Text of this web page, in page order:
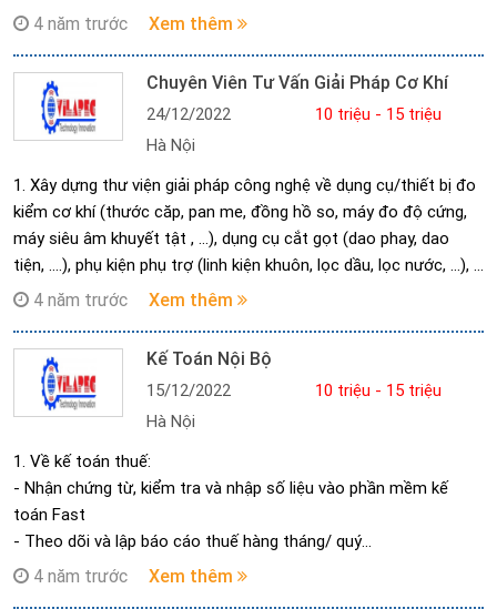
của khách hàng.
dụng cụ/thiết bị phù hợp, cách sử dụng hiệu quả.
3. Đã làm việc với các loại dụng cụ/thiết bị đo kiểm điện - điện
4. Triển khai lắp đặt, đào tạo và chuyển giao công nghệ, bảo
hành, sửa chữa các dụng cụ/thiết bị đo mà công ty cung cấp
cho khách hàng.
4 năm trước Xem thêm
Chuyên Viên Tư Vấn Giải Pháp Cơ Khí
24/12/2022
10 triệu - 15 triệu
Hà Nội
1. Xây dựng thư viện giải pháp công nghệ về dụng cụ/thiết bị đo
kiểm cơ khí (thước căp, pan me, đồng hồ so, máy đo độ cứng,
máy siêu âm khuyết tật , …), dụng cụ cắt gọt (dao phay, dao
tiện, ….), phụ kiện phụ trợ (linh kiện khuôn, lọc dầu, lọc nước, …), …
trong các lĩnh vực sản xuất công nghiệp, gia công cơ khí cắt
Lưu ý: các giải pháp công nghệ xây dựng chủ yếu là của các
hãng nước ngoài và chưa có đại diện ở Việt Nam.
2. Khảo sát nhu cầu, tư vấn và xây dựng giải pháp kỹ thuật về
dụng cụ/thiết bị đo kiểm cơ khí, dụng cụ cắt gọt, … theo nhu cầu
của khách hàng.
3. Hiểu biết chuyên sâu về dụng cụ cắt, dụng cụ đo, gá kẹp trong
ngành cơ khí chế tạo: Phay, tiện, mài, cắt dây, chấn – đột, QC, …
4. Lắp đặt, đào tạo và chuyển giao công nghệ, bảo hành, sửa
chưa các dụng cụ, thiết bị cung cấp cho khách hàng.
4 năm trước Xem thêm
Kế Toán Nội Bộ
15/12/2022
10 triệu - 15 triệu
Hà Nội
1. Về kế toán thuế:
- Nhận chứng từ, kiểm tra và nhập số liệu vào phần mềm kế
toán Fast
- Theo dõi và lập báo cáo thuế hàng tháng/ quý
- Xuất hoá đơn GTGT theo hình thức hoá đơn điện tử
4 năm trước Xem thêm